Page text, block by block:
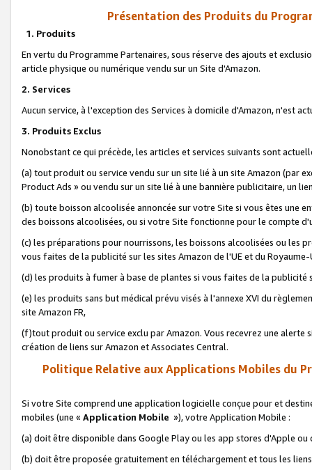
Présentation des Produits du
1. Produits
En vertu du Programme Partenaires, sous réserve des ajouts et
article physique ou numérique vendu sur un Site d'Amazon.
2. Services
Aucun service, à l'exception des Services à domicile d'Amazon, n'est
3. Produits Exclus
Nonobstant ce qui précède, les articles et services suivants sont
(a) tout produit ou service vendu sur un site lié à un site Amazon (par
Product Ads » ou vendu sur un site lié à une bannière publicitaire, un
(b) toute boisson alcoolisée annoncée sur votre Site si vous êtes une
des boissons alcoolisées, ou si votre Site fonctionne pour le compte
(c) les préparations pour nourrissons, les boissons alcoolisées ou les
vous faites de la publicité sur les sites Amazon de l'UE et du Royaume-
(d) les produits à fumer à base de plantes si vous faites de la publicité
(e) les produits sans but médical prévu visés à l'annexe XVI du
site Amazon FR,
(f)tout produit ou service exclu par Amazon. Vous recevrez une alerte
création de liens sur Amazon et Associates Central.
Politique Relative aux Applications Mobiles du
Si votre Site comprend une application logicielle conçue pour et
mobiles (une « Application Mobile »), votre Application Mobile :
(a) doit être disponible dans Google Play ou les app stores d'Apple ou
(b) doit être proposée gratuitement en téléchargement et tous les